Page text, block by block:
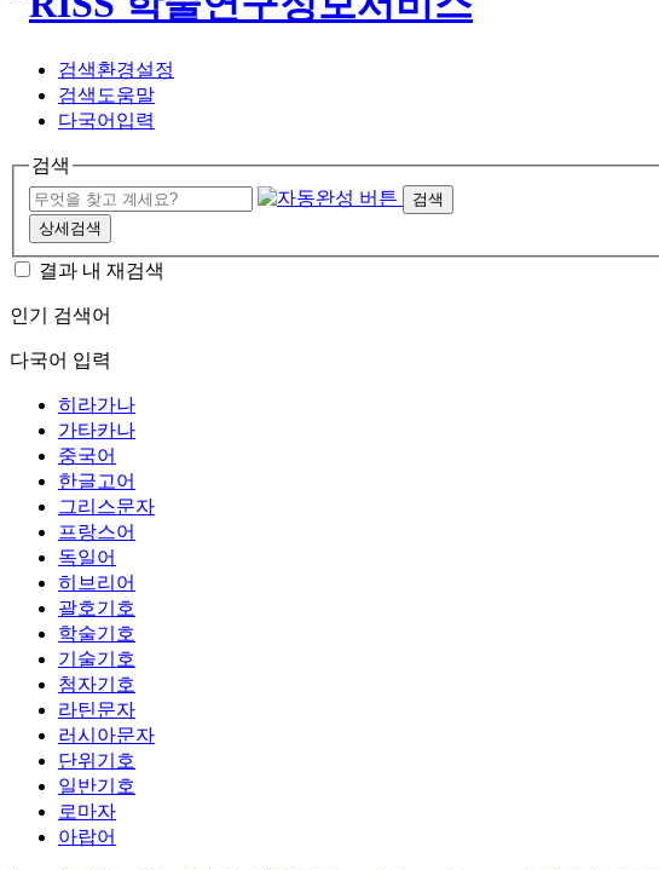
검색환경설정
검색도움말
다국어입력
검색
검색
상세검색
결과 내 재검색
인기 검색어
다국어 입력
히라가나
가타카나
중국어
한글고어
그리스문자
프랑스어
독일어
히브리어
괄호기호
학술기호
기술기호
첨자기호
라틴문자
러시아문자
단위기호
일반기호
로마자
아랍어